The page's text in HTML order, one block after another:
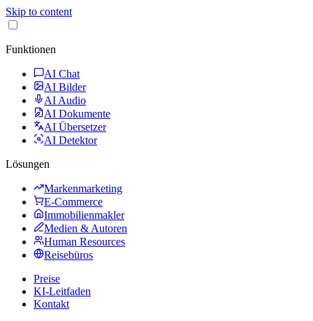
Skip to content
Funktionen
AI Chat
AI Bilder
AI Audio
AI Dokumente
AI Übersetzer
AI Detektor
Lösungen
Markenmarketing
E-Commerce
Immobilienmakler
Medien & Autoren
Human Resources
Reisebüros
Preise
KI-Leitfaden
Kontakt